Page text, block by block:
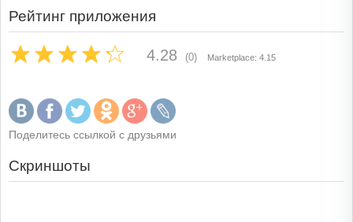
Рейтинг приложения
4.28 (0) Marketplace: 4.15
Поделитесь ссылкой с друзьями
Скриншоты